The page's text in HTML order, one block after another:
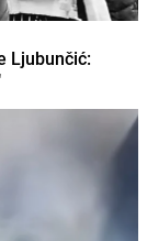
Ljubunčić: